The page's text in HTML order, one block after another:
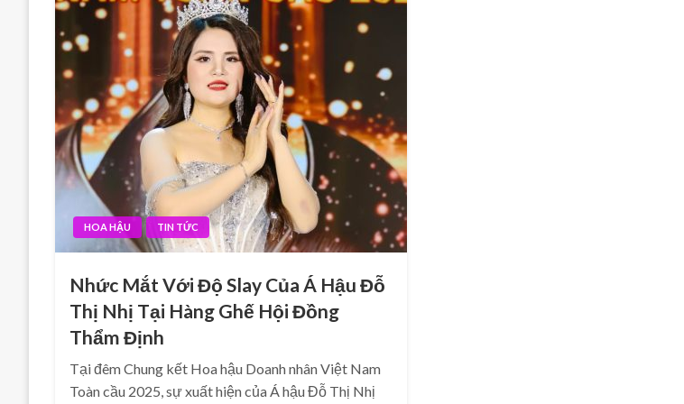
HOA HẬU TIN TỨC
Nhức Mắt Với Độ Slay Của Á Hậu Đỗ
Thị Nhị Tại Hàng Ghế Hội Đồng
Thẩm Định
Tại đêm Chung kết Hoa hậu Doanh nhân Việt Nam
Toàn cầu 2025, sự xuất hiện của Á hậu Đỗ Thị Nhị